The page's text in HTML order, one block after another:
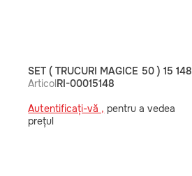
SET ( TRUCURI MAGICE 50 ) 15 148
ArticolRI-00015148
Autentificați-vă , pentru a vedea
prețul